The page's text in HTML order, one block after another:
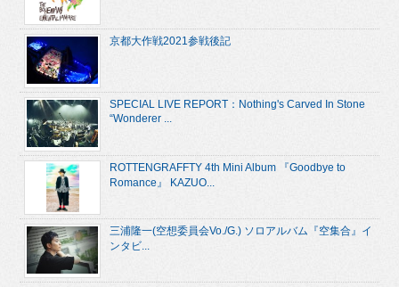
京都大作戦2021参戦後記
SPECIAL LIVE REPORT：Nothing's Carved In Stone
“Wonderer ...
ROTTENGRAFFTY 4th Mini Album 『Goodbye to
Romance』 KAZUO...
三浦隆一(空想委員会Vo./G.) ソロアルバム『空集合』イ
ンタビ...